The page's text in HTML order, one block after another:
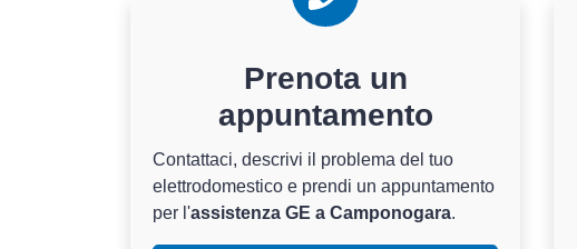
Prenota un
appuntamento
Contattaci, descrivi il problema del tuo
elettrodomestico e prendi un appuntamento
per l'assistenza GE a Camponogara.